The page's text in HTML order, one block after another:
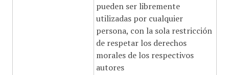
pueden ser libremente
utilizadas por cualquier
persona, con la sola restricción
de respetar los derechos
morales de los respectivos
autores